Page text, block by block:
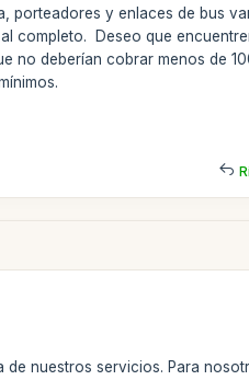
porteadores y enlaces de bus
completo. Deseo que
no deberían cobrar menos de
de nuestros servicios. Para